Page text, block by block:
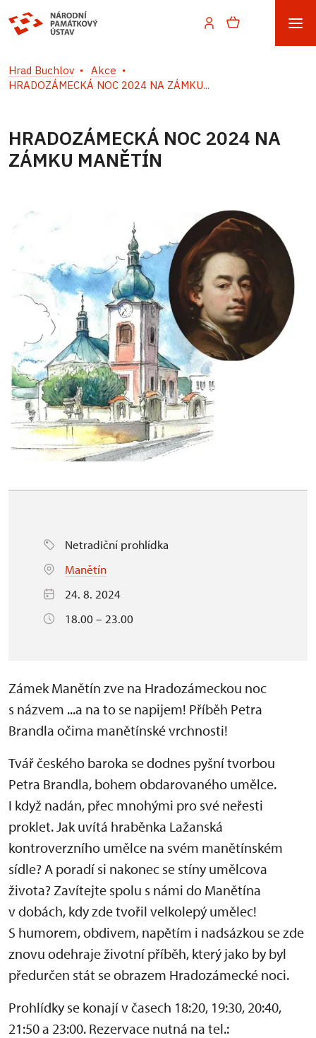
Hrad Buchlov
Akce
HRADOZÁMECKÁ NOC 2024 NA ZÁMKU...
HRADOZÁMECKÁ NOC 2024 NA
ZÁMKU MANĚTÍN
Netradiční prohlídka
Manětín
24. 8. 2024
18.00 – 23.00
Zámek Manětín zve na Hradozámeckou noc
s názvem ...a na to se napijem! Příběh Petra
Brandla očima manětínské vrchnosti!
Tvář českého baroka se dodnes pyšní tvorbou
Petra Brandla, bohem obdarovaného umělce.
I když nadán, přec mnohými pro své neřesti
proklet. Jak uvítá hraběnka Lažanská
kontroverzního umělce na svém manětínském
sídle? A poradí si nakonec se stíny umělcova
života? Zavítejte spolu s námi do Manětína
v dobách, kdy zde tvořil velkolepý umělec!
S humorem, obdivem, napětím i nadsázkou se zde
znovu odehraje životní příběh, který jako by byl
předurčen stát se obrazem Hradozámecké noci.
Prohlídky se konají v časech 18:20, 19:30, 20:40,
21:50 a 23:00. Rezervace nutná na tel.: